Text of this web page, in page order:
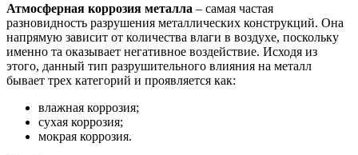
Атмосферная коррозия металла – самая частая
разновидность разрушения металлических конструкций. Она
напрямую зависит от количества влаги в воздухе, поскольку
именно та оказывает негативное воздействие. Исходя из
этого, данный тип разрушительного влияния на металл
бывает трех категорий и проявляется как:
влажная коррозия;
сухая коррозия;
мокрая коррозия.